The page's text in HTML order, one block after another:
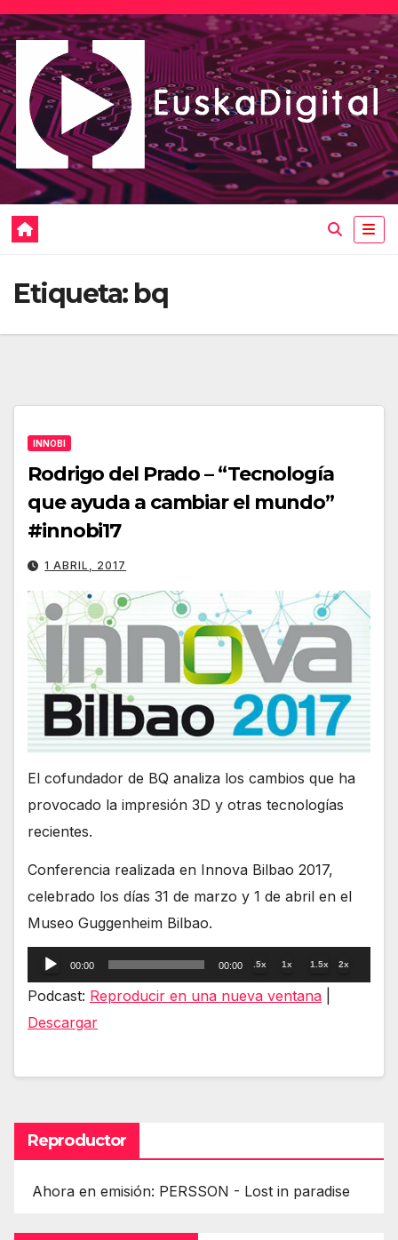
Saltar
al
contenido
Etiqueta: bq
INNOBI
Rodrigo del Prado – “Tecnología
que ayuda a cambiar el mundo”
#innobi17
1 ABRIL, 2017
El cofundador de BQ analiza los cambios que ha
provocado la impresión 3D y otras tecnologías
recientes.
Conferencia realizada en Innova Bilbao 2017,
celebrado los días 31 de marzo y 1 de abril en el
Museo Guggenheim Bilbao.
Reproductor
de
audio
00:00 00:00 .5x 1x 1.5x 2x
Podcast: Reproducir en una nueva ventana
Descargar
Reproductor
Ahora en emisión: PERSSON - Lost in paradise